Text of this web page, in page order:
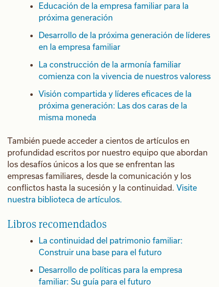
Educación de la empresa familiar para la
próxima generación
Desarrollo de la próxima generación de líderes
en la empresa familiar
La construcción de la armonía familiar
comienza con la vivencia de nuestros valoress
Visión compartida y líderes eficaces de la
próxima generación: Las dos caras de la
misma moneda
También puede acceder a cientos de artículos en
profundidad escritos por nuestro equipo que abordan
los desafíos únicos a los que se enfrentan las
empresas familiares, desde la comunicación y los
conflictos hasta la sucesión y la continuidad. Visite
nuestra biblioteca de artículos.
Libros recomendados
La continuidad del patrimonio familiar:
Construir una base para el futuro
Desarrollo de políticas para la empresa
familiar: Su guía para el futuro